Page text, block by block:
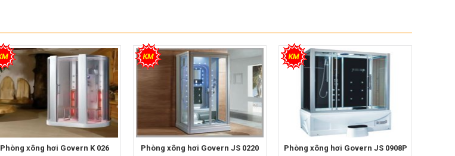
Phòng xông hơi Govern K 026 Phòng xông hơi Govern JS 0220 Phòng xông hơi Govern JS 0908P